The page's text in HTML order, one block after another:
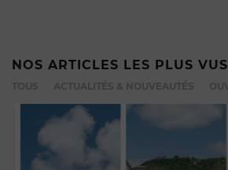
NOS ARTICLES LES PLUS VUS